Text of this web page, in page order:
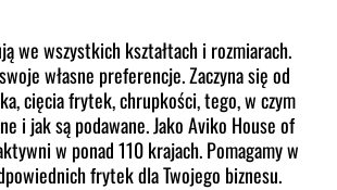
we wszystkich kształtach i rozmiarach.
własne preferencje. Zaczyna się od
cięcia frytek, chrupkości, tego, w czym
i jak są podawane. Jako Aviko House of
w ponad 110 krajach. Pomagamy w
frytek dla Twojego biznesu.